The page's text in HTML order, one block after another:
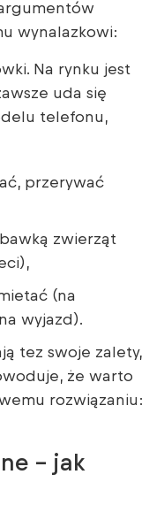
wynalazkowi:
Na rynku jest
uda się
telefonu,
przerywać
zwierząt
(na
wyjazd).
tez swoje zalety,
że warto
rozwiązaniu:
– jak